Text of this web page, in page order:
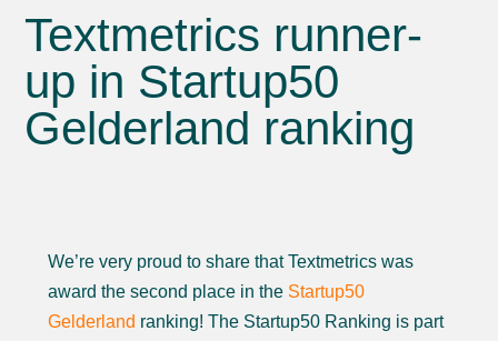
Textmetrics runner-
up in Startup50
Gelderland ranking
We’re very proud to share that Textmetrics was
award the second place in the Startup50
Gelderland ranking! The Startup50 Ranking is part